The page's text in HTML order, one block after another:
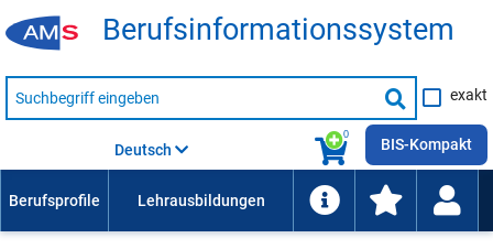
Be­rufs­in­for­ma­ti­ons­sys­tem
Suche
nach
Suche
starten
exakt
0
Deutsch BIS-Kompakt